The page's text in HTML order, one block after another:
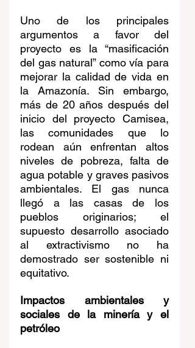
Uno de los principales
argumentos a favor del
proyecto es la “masificación
del gas natural” como vía para
mejorar la calidad de vida en
la Amazonía. Sin embargo,
más de 20 años después del
inicio del proyecto Camisea,
las comunidades que lo
rodean aún enfrentan altos
niveles de pobreza, falta de
agua potable y graves pasivos
ambientales. El gas nunca
llegó a las casas de los
pueblos originarios; el
supuesto desarrollo asociado
al extractivismo no ha
demostrado ser sostenible ni
equitativo.
Impactos ambientales y
sociales de la minería y el
petróleo